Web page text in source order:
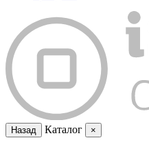
Назад Каталог ×